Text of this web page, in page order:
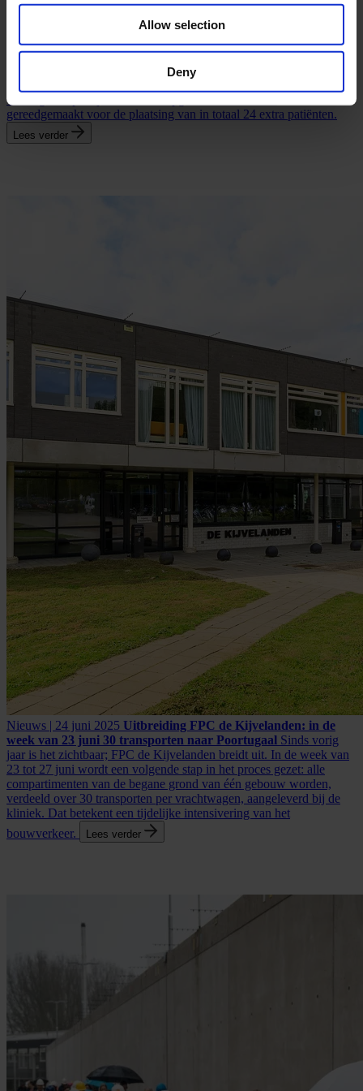
Allow selection
Deny
gesloten. Vervolgens is de grond verder bouwrijp gemaakt.
Afgelopen week werd er een volgende stap in het proces gezet: alle
compartimenten van de begane grond van één gebouw zijn,
verdeeld over 30 transporten, aangeleverd bij de kliniek. Daar
vervolgens op de juiste manier opgebouwd en verder
gereedgemaakt voor de plaatsing van in totaal 24 extra patiënten.
Lees verder
Nieuws | 24 juni 2025 Uitbreiding FPC de Kijvelanden: in de
week van 23 juni 30 transporten naar Poortugaal Sinds vorig
jaar is het zichtbaar; FPC de Kijvelanden breidt uit. In de week van
23 tot 27 juni wordt een volgende stap in het proces gezet: alle
compartimenten van de begane grond van één gebouw worden,
verdeeld over 30 transporten per vrachtwagen, aangeleverd bij de
kliniek. Dat betekent een tijdelijke intensivering van het
bouwverkeer.
Lees verder